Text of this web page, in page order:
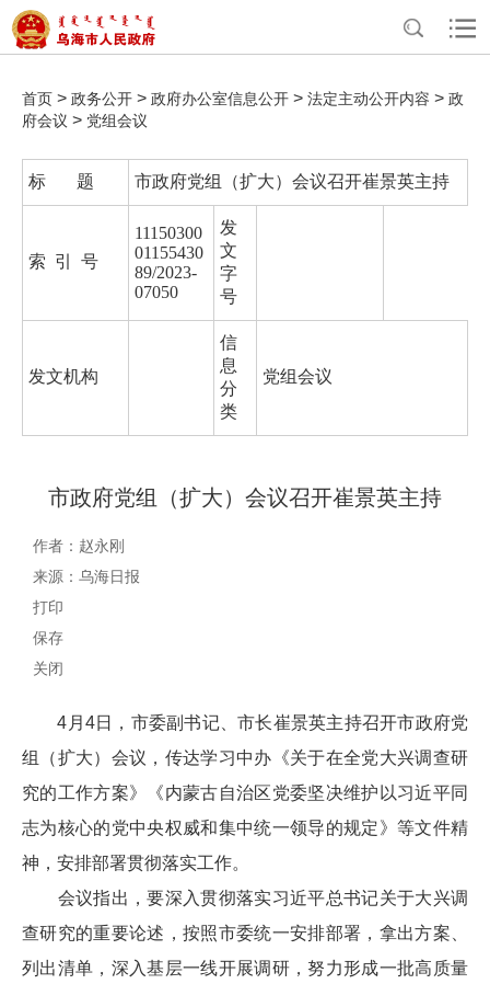
首页 > 政务公开 > 政府办公室信息公开 > 法定主动公开内容 > 政
府会议 > 党组会议
标 题 市政府党组（扩大）会议召开崔景英主持
索 引 号
11150300
01155430
89/2023-
07050
发
文
字
号
发文机构
信
息
分
类
党组会议
市政府党组（扩大）会议召开崔景英主持
作者：赵永刚
来源：乌海日报
打印
保存
关闭
4月4日，市委副书记、市长崔景英主持召开市政府党
组（扩大）会议，传达学习中办《关于在全党大兴调查研
究的工作方案》《内蒙古自治区党委坚决维护以习近平同
志为核心的党中央权威和集中统一领导的规定》等文件精
神，安排部署贯彻落实工作。
会议指出，要深入贯彻落实习近平总书记关于大兴调
查研究的重要论述，按照市委统一安排部署，拿出方案、
列出清单，深入基层一线开展调研，努力形成一批高质量